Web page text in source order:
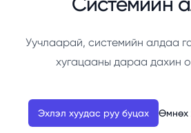
Уучлаарай, системийн алдаа
хугацааны дараа дахин
Эхлэл хуудас руу буцах Өмнөх